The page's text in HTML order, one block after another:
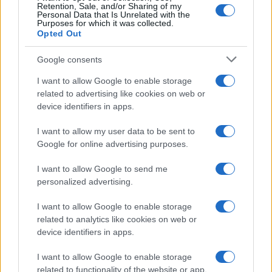
Retention, Sale, and/or Sharing of my
Personal Data that Is Unrelated with the
Purposes for which it was collected.
Opted Out
Google consents
I want to allow Google to enable storage
related to advertising like cookies on web or
device identifiers in apps.
I want to allow my user data to be sent to
Google for online advertising purposes.
I want to allow Google to send me
personalized advertising.
I want to allow Google to enable storage
related to analytics like cookies on web or
device identifiers in apps.
I want to allow Google to enable storage
related to functionality of the website or app.
dal momento che nel resoconto finale non c’era
traccia delle fratture multiple.
Tant’è che sono dovuto tornare al pronto soccorso
alcuni giorni dopo (obbligatorio esserci di persona
e la modifica l’avrebbe, secondo protocollo,
dovuta eseguire lo stesso medico che lo ha
redatto, anche se poi le cose sono andate
diversamente, visto che me lo ha consegnato una
è ancora finita.Non essendo stata definita una
domanda, mi è stato risposto che l’avrei trovata
scritta nero su bianco su un apposito certificato
da richiedere al Cup dell’ospedale nei giorni
seguenti.